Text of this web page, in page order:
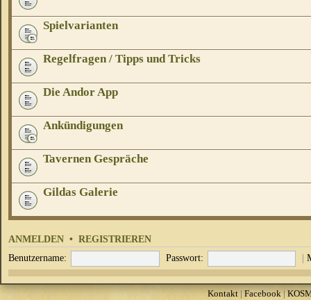
Spielvarianten
Regelfragen / Tipps und Tricks
Die Andor App
Ankündigungen
Tavernen Gespräche
Gildas Galerie
ANMELDEN • REGISTRIEREN
Benutzername: Passwort: |
Kontakt| Facebook|